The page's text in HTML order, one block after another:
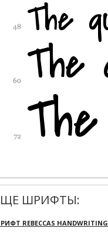
ШРИФТЫ:
REBECCAS HANDWRITING